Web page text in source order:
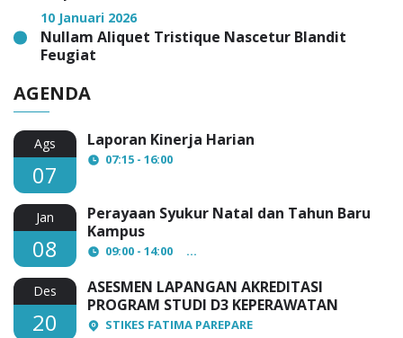
10 Januari 2026
Nullam Aliquet Tristique Nascetur Blandit
Feugiat
AGENDA
Ags
07
Laporan Kinerja Harian
07:15 - 16:00
Jan
08
Perayaan Syukur Natal dan Tahun Baru
Kampus
09:00 - 14:00
Des
20
ASESMEN LAPANGAN AKREDITASI
PROGRAM STUDI D3 KEPERAWATAN
STIKES FATIMA PAREPARE